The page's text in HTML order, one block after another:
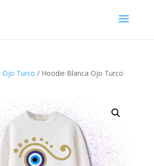
Ojo Turco / Hoodie Blanca Ojo Turco